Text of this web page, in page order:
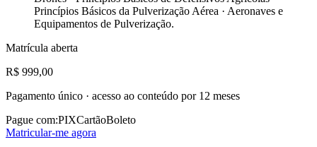
Princípios Básicos da Pulverização Aérea · Aeronaves e
Equipamentos de Pulverização.
Matrícula aberta
R$ 999,00
Pagamento único · acesso ao conteúdo por 12 meses
Pague com:PIXCartãoBoleto
Matricular-me agora